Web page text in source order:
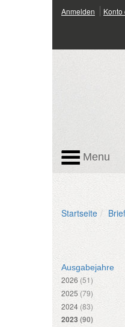
Anmelden Konto
Menu
Startseite
Ausgabejahre
2026 (51)
2025 (79)
2024 (83)
2023 (90)